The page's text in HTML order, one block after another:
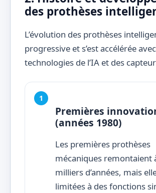
des prothèses
L’évolution des prothèses
progressive et s’est accélérée
technologies de l’IA et des
Premières
(années 1980)
Les premières prothèses
mécaniques remontaient
milliers d’années, mais
limitées à des fonctions